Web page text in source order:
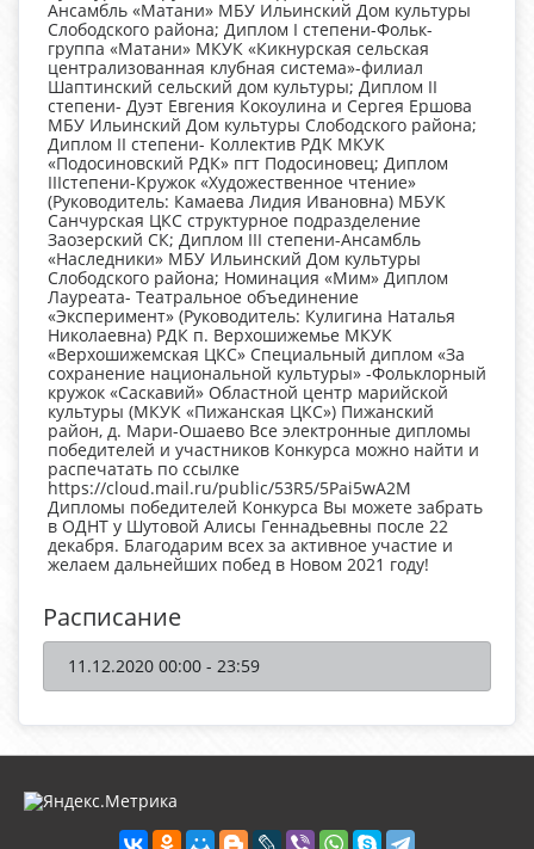
Ансамбль «Матани» МБУ Ильинский Дом культуры
Слободского района; Диплом I степени-Фольк-
группа «Матани» МКУК «Кикнурская сельская
централизованная клубная система»-филиал
Шаптинский сельский дом культуры; Диплом II
степени- Дуэт Евгения Кокоулина и Сергея Ершова
МБУ Ильинский Дом культуры Слободского района;
Диплом II степени- Коллектив РДК МКУК
«Подосиновский РДК» пгт Подосиновец; Диплом
IIIстепени-Кружок «Художественное чтение»
(Руководитель: Камаева Лидия Ивановна) МБУК
Санчурская ЦКС структурное подразделение
Заозерский СК; Диплом III степени-Ансамбль
«Наследники» МБУ Ильинский Дом культуры
Слободского района; Номинация «Мим» Диплом
Лауреата- Театральное объединение
«Эксперимент» (Руководитель: Кулигина Наталья
Николаевна) РДК п. Верхошижемье МКУК
«Верхошижемская ЦКС» Специальный диплом «За
сохранение национальной культуры» -Фольклорный
кружок «Саскавий» Областной центр марийской
культуры (МКУК «Пижанская ЦКС») Пижанский
район, д. Мари-Ошаево Все электронные дипломы
победителей и участников Конкурса можно найти и
распечатать по ссылке
https://cloud.mail.ru/public/53R5/5Pai5wA2M
Дипломы победителей Конкурса Вы можете забрать
в ОДНТ у Шутовой Алисы Геннадьевны после 22
декабря. Благодарим всех за активное участие и
желаем дальнейших побед в Новом 2021 году!
Расписание
11.12.2020 00:00 - 23:59